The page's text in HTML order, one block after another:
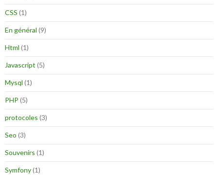
:
CSS (1)
En général (9)
Html (1)
Javascript (5)
Mysql (1)
PHP (5)
protocoles (3)
Seo (3)
Souvenirs (1)
Symfony(1)